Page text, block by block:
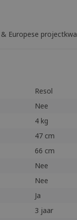
& Europese
Resol
Nee
4 kg
47 cm
66 cm
Nee
Nee
Ja
3 jaar